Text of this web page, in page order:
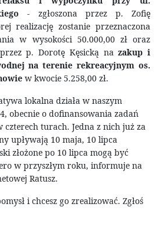
- zgłoszona przez p. Zofię
realizację zostanie przeznaczona
w wysokości 50.000,00 zł oraz
przez p. Dorotę Kęsicką nazakup i
na terenie rekreacyjnym os.
w kwocie 5.258,00 zł.
lokalna działa w naszym
obecnie o dofinansowania zadań
czterech turach. Jedna z nich już za
upływają 10 maja, 10 lipca
złożone po 10 lipca mogą być
w przyszłym roku, informuje na
Ratusz.
i chcesz go zrealizować. Zgłoś